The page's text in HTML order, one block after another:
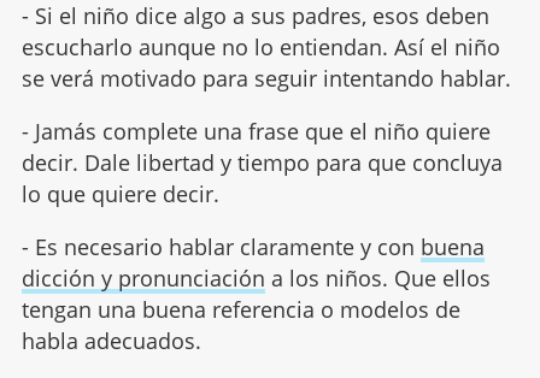
- Si el niño dice algo a sus padres, esos deben
escucharlo aunque no lo entiendan. Así el niño
se verá motivado para seguir intentando hablar.
- Jamás complete una frase que el niño quiere
decir. Dale libertad y tiempo para que concluya
lo que quiere decir.
- Es necesario hablar claramente y con buena
dicción y pronunciación a los niños. Que ellos
tengan una buena referencia o modelos de
habla adecuados.